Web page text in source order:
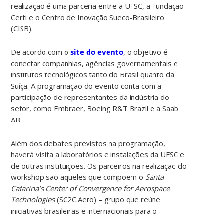
realização é uma parceria entre a UFSC, a Fundação
Certi e o Centro de Inovação Sueco-Brasileiro
(CISB).
De acordo com osite do evento, o objetivo é
conectar companhias, agências governamentais e
institutos tecnológicos tanto do Brasil quanto da
Suíça. A programação do evento conta com a
participação de representantes da indústria do
setor, como Embraer, Boeing R&T Brazil e a Saab
AB.
Além dos debates previstos na programação,
haverá visita a laboratórios e instalações da UFSC e
de outras instituições. Os parceiros na realização do
workshop são aqueles que compõem o Santa
Catarina’s Center of Convergence for Aerospace
Technologies(SC2C.Aero) – grupo que reúne
iniciativas brasileiras e internacionais para o